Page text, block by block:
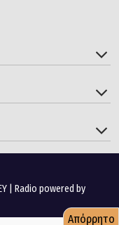
|Radio powered by
Απόρρητο